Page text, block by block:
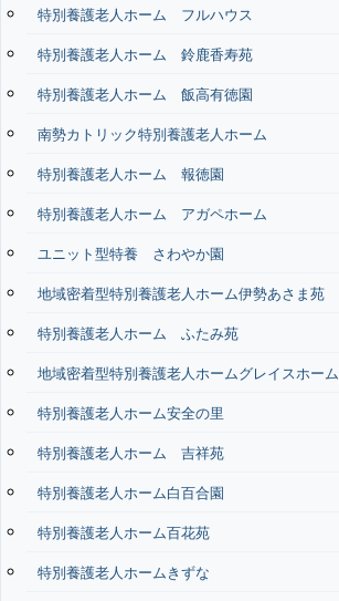
特別養護老人ホーム フルハウス
特別養護老人ホーム 鈴鹿香寿苑
特別養護老人ホーム 飯高有徳園
南勢カトリック特別養護老人ホーム
特別養護老人ホーム 報徳園
特別養護老人ホーム アガペホーム
ユニット型特養 さわやか園
地域密着型特別養護老人ホーム伊勢あさま苑
特別養護老人ホーム ふたみ苑
地域密着型特別養護老人ホームグレイスホーム
特別養護老人ホーム安全の里
特別養護老人ホーム 吉祥苑
特別養護老人ホーム白百合園
特別養護老人ホーム百花苑
特別養護老人ホームきずな